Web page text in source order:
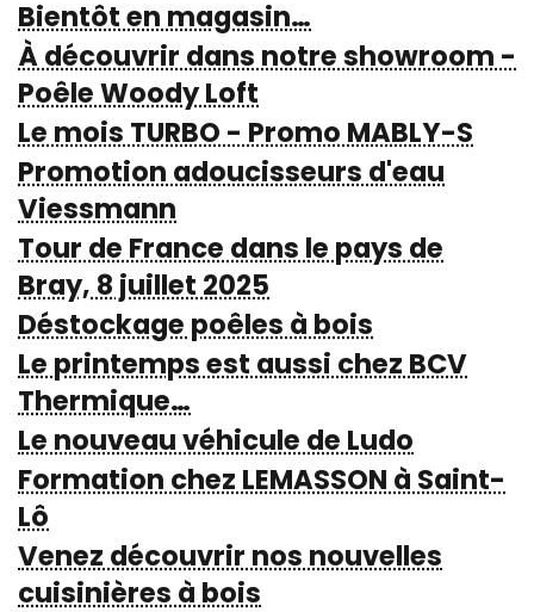
Bientôt en magasin…
À découvrir dans notre showroom -
Poêle Woody Loft
Le mois TURBO - Promo MABLY-S
Promotion adoucisseurs d'eau
Viessmann
Tour de France dans le pays de
Bray, 8 juillet 2025
Déstockage poêles à bois
Le printemps est aussi chez BCV
Thermique…
Le nouveau véhicule de Ludo
Formation chez LEMASSON à Saint-
Lô
Venez découvrir nos nouvelles
cuisinières à bois